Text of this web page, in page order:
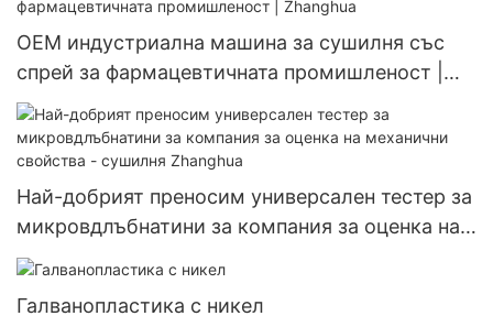
OEM индустриална машина за сушилня със
спрей за фармацевтичната промишленост |
Zhanghua
Най-добрият преносим универсален тестер за
микровдлъбнатини за компания за оценка на
механични свойства - сушилня Zhanghua
Галванопластика с никел